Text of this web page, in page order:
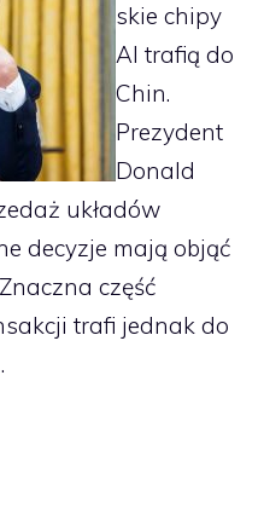
skie chipy
AI trafią do
Chin.
Prezydent
Donald
układów
decyzje mają objąć
część
trafi jednak do